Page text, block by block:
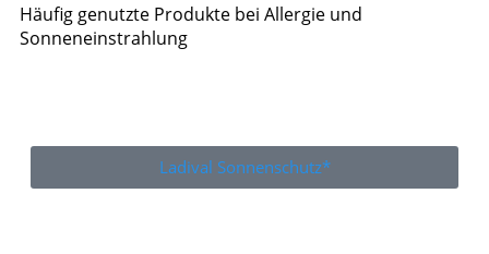
Häufig genutzte Produkte bei Allergie und
Sonneneinstrahlung
Ladival Sonnenschutz*